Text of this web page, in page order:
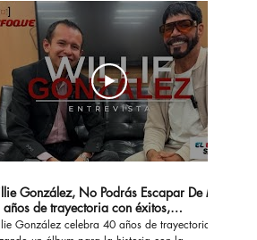
González, No Podrás Escapar De Mi -
de trayectoria con éxitos,
y erotismo
González celebra 40 años de trayectoria